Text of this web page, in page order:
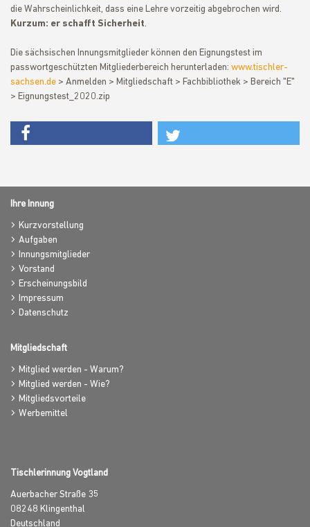
die Wahrscheinlichkeit, dass eine Lehre vorzeitig abgebrochen wird.
Kurzum: er schafft Sicherheit.
Die sächsischen Innungsmitglieder können den Eignungstest im
passwortgeschützten Mitgliederbereich herunterladen: www.tischler-
sachsen.de > Anmelden > Mitgliedschaft > Fachbibliothek > Bereich "E"
> Eignungstest_2020.zip
Ihre Innung
Kurzvorstellung
Aufgaben
Innungsmitglieder
Vorstand
Erscheinungsbild
Impressum
Datenschutz
Mitgliedschaft
Mitglied werden - Warum?
Mitglied werden - Wie?
Mitgliedsvorteile
Werbemittel
Tischlerinnung Vogtland
Auerbacher Straße 35
08248 Klingenthal
Deutschland